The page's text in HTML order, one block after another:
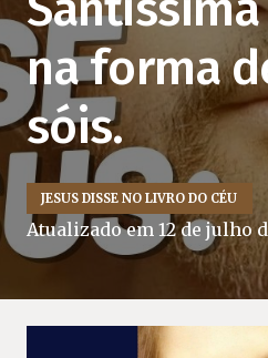
na forma
sóis.
JESUS DISSE NO LIVRO DO CÉU
Atualizado em 12 de julho